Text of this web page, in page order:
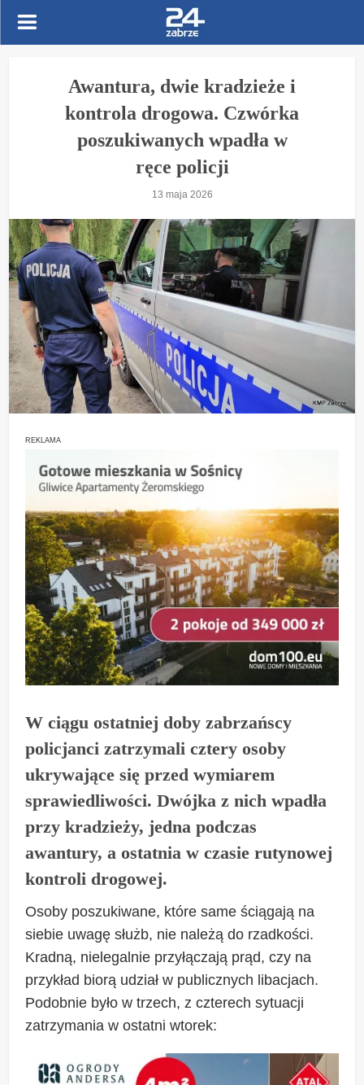
Awantura, dwie kradzieże i
kontrola drogowa. Czwórka
poszukiwanych wpadła w
ręce policji
13 maja 2026
REKLAMA
W ciągu ostatniej doby zabrzańscy
policjanci zatrzymali cztery osoby
ukrywające się przed wymiarem
sprawiedliwości. Dwójka z nich wpadła
przy kradzieży, jedna podczas
awantury, a ostatnia w czasie rutynowej
kontroli drogowej.
Osoby poszukiwane, które same ściągają na
siebie uwagę służb, nie należą do rzadkości.
Kradną, nielegalnie przyłączają prąd, czy na
przykład biorą udział w publicznych libacjach.
Podobnie było w trzech, z czterech sytuacji
zatrzymania w ostatni wtorek: